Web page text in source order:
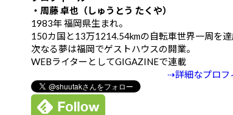
・周藤 卓也（しゅうとう たくや）
1983年 福岡県生まれ。
150カ国と13万1214.54kmの自転車世界一周を達
次なる夢は福岡でゲストハウスの開業。
WEBライターとしてGIGAZINEで連載
⇢詳細なプロフ